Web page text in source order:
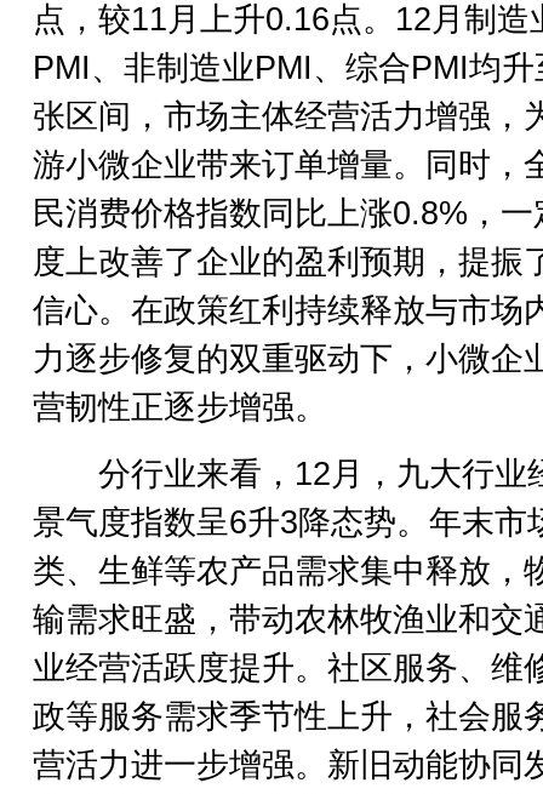
点，较11月上升0.16点。12月制造
PMI、非制造业PMI、综合PMI均升
张区间，市场主体经营活力增强，
游小微企业带来订单增量。同时，
民消费价格指数同比上涨0.8%，一
度上改善了企业的盈利预期，提振
信心。在政策红利持续释放与市场
力逐步修复的双重驱动下，小微企
营韧性正逐步增强。
分行业来看，12月，九大行业
景气度指数呈6升3降态势。年末市
类、生鲜等农产品需求集中释放，
输需求旺盛，带动农林牧渔业和交
业经营活跃度提升。社区服务、维
政等服务需求季节性上升，社会服
营活力进一步增强。新旧动能协同